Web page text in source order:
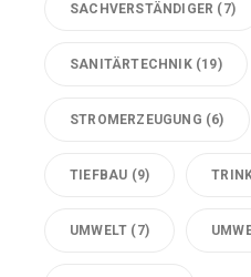
SACHVERSTÄNDIGER (7)
SANITÄRTECHNIK(19)
STROMERZEUGUNG (6)
TIEFBAU (9)
UMWELT (7)